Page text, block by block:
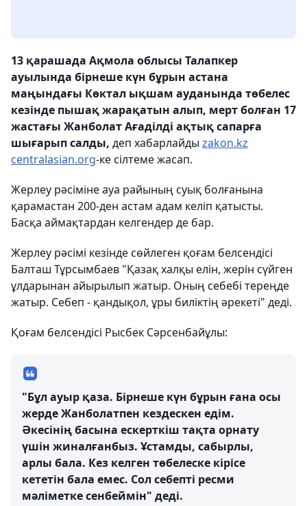
13 қарашада Ақмола облысы Талапкер
ауылында бірнеше күн бұрын астана
маңындағы Көктал ықшам ауданында төбелес
кезінде пышақ жарақатын алып, мерт болған 17
жастағы Жанболат Ағаділді ақтық сапарға
шығарып салды, деп хабарлайды zakon.kz
centralasian.org-ке сілтеме жасап.
Жерлеу рәсіміне ауа райының суық болғанына
қарамастан 200-ден астам адам келіп қатысты.
Басқа аймақтардан келгендер де бар.
Жерлеу рәсімі кезінде сөйлеген қоғам белсендісі
Балташ Тұрсымбаев "Қазақ халқы елін, жерін сүйген
ұлдарынан айырылып жатыр. Оның себебі тереңде
жатыр. Себеп - қандықол, ұры биліктің әрекеті" деді.
Қоғам белсендісі Рысбек Сәрсенбайұлы:
"Бұл ауыр қаза. Бірнеше күн бұрын ғана осы
жерде Жанболатпен кездескен едім.
Әкесінің басына ескерткіш тақта орнату
үшін жиналғанбыз. Ұстамды, сабырлы,
арлы бала. Кез келген төбелеске кірісе
кететін бала емес. Сол себепті ресми
мәліметке сенбеймін" деді.